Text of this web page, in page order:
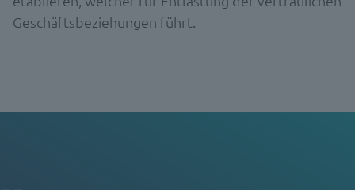
Geschäftsbeziehungen führt.